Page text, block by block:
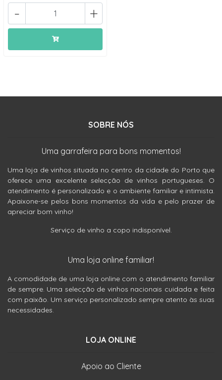
+
-
SOBRE NÓS
Uma garrafeira para bons momentos!
Uma loja de vinhos situada no centro da cidade do Porto que
oferece uma excelente selecção de vinhos portugueses. O
atendimento é personalizado e o ambiente familiar e intimista.
Apaixone-se pelos bons momentos da vida e pelo prazer de
apreciar bom vinho!
Serviço de vinho a copo indisponível.
Uma loja online familiar!
A comodidade de uma loja online com o atendimento familiar
de sempre. Uma selecção de vinhos nacionais cuidada e feita
com paixão. Um serviço personalizado sempre atento às suas
necessidades.
LOJA ONLINE
Apoio ao Cliente